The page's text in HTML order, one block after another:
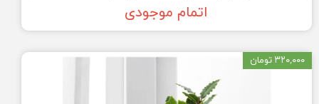
اتمام موجودی
۳۲۰,۰۰۰ تومان